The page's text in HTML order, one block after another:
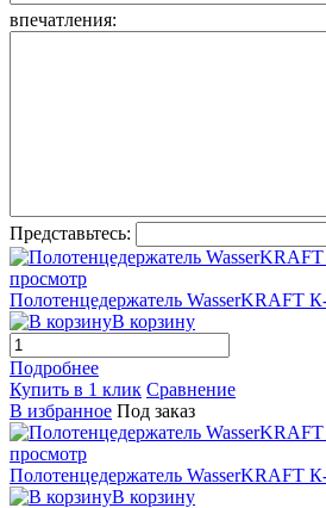
впечатления:
Представьтесь:
просмотр
Полотенцедержатель WasserKRAFT
В корзину
Подробнее
Купить в 1 клик Сравнение
В избранное Под заказ
просмотр
Полотенцедержатель WasserKRAFT
В корзину